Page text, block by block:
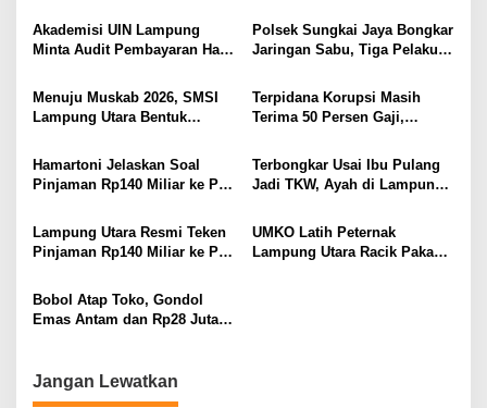
BAWA KOMITMEN PERKUAT
KAMTIBMAS DAN
PELAYANAN PRESISI
Ditembak Polisi
Akademisi UIN Lampung
Minta Audit Pembayaran Hak
Kepastian Hukum Tak Boleh
Berlarut
Polsek Sungkai Jaya Bongkar
Jaringan Sabu, Tiga Pelaku
Menuju Muskab 2026, SMSI
Lampung Utara Bentuk
Kepengurusan
Terpidana Korupsi Masih
Terima 50 Persen Gaji,
Tunggu Keputusan BKN
Hamartoni Jelaskan Soal
Pinjaman Rp140 Miliar ke PT
Perbaikan Jalan Butuh Waktu
Bertahun-tahun
Terbongkar Usai Ibu Pulang
Jadi TKW, Ayah di Lampung
Kandung Selama Empat
Tahun, Nyaris Diamuk Massa
Lampung Utara Resmi Teken
Pinjaman Rp140 Miliar ke PT
Jalan
UMKO Latih Peternak
Lampung Utara Racik Pakan
Bobol Atap Toko, Gondol
Emas Antam dan Rp28 Juta!
Kotabumi Kota Bekuk
Komplotan Curat
Jangan Lewatkan